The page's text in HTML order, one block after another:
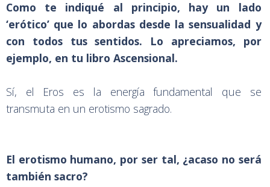
Como te indiqué al principio, hay un lado
‘erótico’ que lo abordas desde la sensualidad y
con todos tus sentidos. Lo apreciamos, por
ejemplo, en tu libro Ascensional.
Sí, el Eros es la energía fundamental que se
transmuta en un erotismo sagrado.
El erotismo humano, por ser tal, ¿acaso no será
también sacro?